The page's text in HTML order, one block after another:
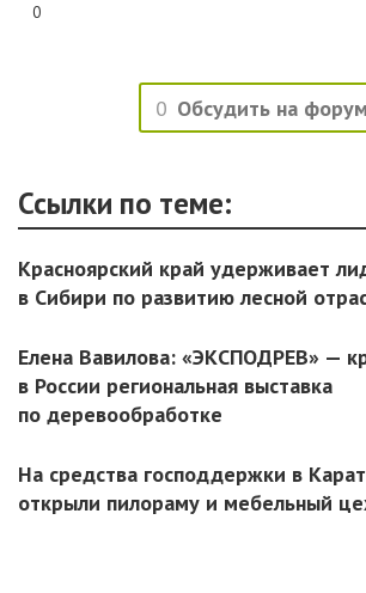
0
0 Обсудить на
Ссылки по теме:
Красноярский край удерживает
в Сибири по развитию лесной
Елена Вавилова: «ЭКСПОДРЕВ» —
в России региональная выставка
по деревообработке
На средства господдержки в
открыли пилораму и мебельный